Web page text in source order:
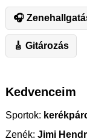
🎧
🎸 Gitározás
Kedvenceim
Sportok:
Zenék: Jimi